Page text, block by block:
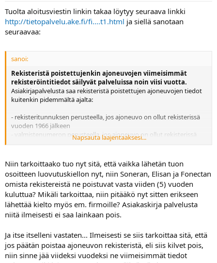
Tuolta aloitusviestin linkin takaa löytyy seuraava linkki
http://tietopalvelu.ake.fi/fi....t1.html ja siellä sanotaan
seuraavaa:
sanoi:
Rekisteristä poistettujenkin ajoneuvojen viimeisimmät
rekisteröintitiedot säilyvät palveluissa noin viisi vuotta.
Asiakirjapalvelusta saa rekisteristä poistettujen ajoneuvojen tiedot
kuitenkin pidemmältä ajalta:
- rekisteritunnuksen perusteella, jos ajoneuvo on ollut rekisterissä
vuoden 1966 jälkeen
- valmistenumeron perusteella, jos ajoneuvo on ollut rekisterissä
Napsauta laajentaaksesi...
Niin tarkoittaako tuo nyt sitä, että vaikka lähetän tuon
osoitteen luovutuskiellon nyt, niin Soneran, Elisan ja Fonectan
omista rekistereistä ne poistuvat vasta viiden (5) vuoden
kuluttua? Mikäli tarkoittaa, niin pitääkö nyt sitten erikseen
lähettää kielto myös em. firmoille? Asiakaskirja palvelusta
niitä ilmeisesti ei saa lainkaan pois.
Ja itse itselleni vastaten... Ilmeisesti se siis tarkoittaa sitä, että
jos päätän poistaa ajoneuvon rekisteristä, eli siis kilvet pois,
niin sinne jää viideksi vuodeksi ne viimeisimmät tiedot